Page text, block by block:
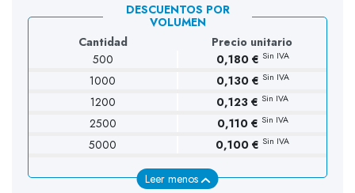
DESCUENTOS POR
VOLUMEN
Cantidad
Precio unitario
500
0,180 € Sin IVA
1000 0,130 € Sin IVA
1200 0,123 € Sin IVA
2500 0,110 € Sin IVA
5000 0,100 € Sin IVA
Leer menos